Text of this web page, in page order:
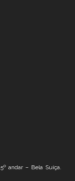
andar – Bela Suíça.